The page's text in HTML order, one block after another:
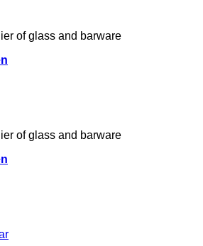
of glass and barware
of glass and barware